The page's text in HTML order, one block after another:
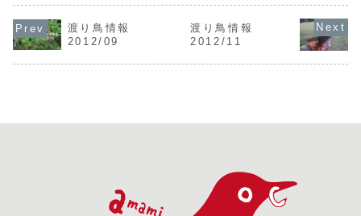
分35秒、東経129
度30分28秒、高
度320m）におい
から9時30分にか
トアジサシV2奄美
市大瀬海岸長澤
V519/10/05コム
シクイ
鳥飼、吉沢
ハリオシギ
真：吉沢智
03/09/08
渡り鳥情報
2012/09
渡り鳥情報
2012/11